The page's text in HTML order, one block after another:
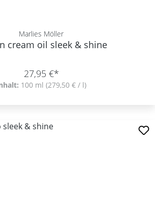
Marlies Möller
cream oil sleek & shine
27,95 €*
100 ml (279,50 € / l)